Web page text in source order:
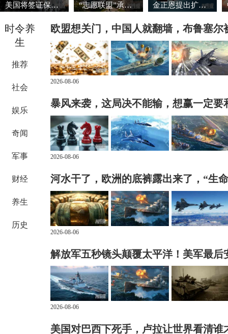
美国将签证保证金国家名单扩大至38国 “志愿联盟”承诺向乌克兰提供安全保障 金正恩提出扩大导弹生产能力的必要性
时令养
生
推荐
社会
娱乐
奇闻
军事
财经
养生
历史
欧盟想关门，中国人就翻墙，布鲁塞尔
2026-08-06
暴风来袭，这局决不能输，想赢一定要
2026-08-06
河水干了，欧洲的底裤露出来了，“生
2026-08-06
解放军五秒镜头颠覆太平洋！美军最后
2026-08-06
美国对巴西下死手，卢拉让世界看清谁